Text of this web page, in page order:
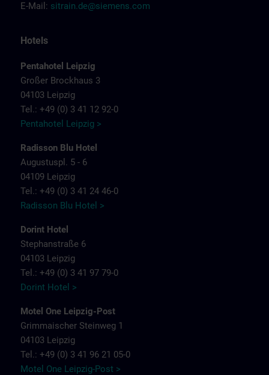
E-Mail: sitrain.de@siemens.com
Hotels
Pentahotel Leipzig
Großer Brockhaus 3
04103 Leipzig
Tel.: +49 (0) 3 41 12 92-0
Pentahotel Leipzig >
Radisson Blu Hotel
Augustuspl. 5 - 6
04109 Leipzig
Tel.: +49 (0) 3 41 24 46-0
Radisson Blu Hotel >
Dorint Hotel
Stephanstraße 6
04103 Leipzig
Tel.: +49 (0) 3 41 97 79-0
Dorint Hotel >
Motel One Leipzig-Post
Grimmaischer Steinweg 1
04103 Leipzig
Tel.: +49 (0) 3 41 96 21 05-0
Motel One Leipzig-Post >